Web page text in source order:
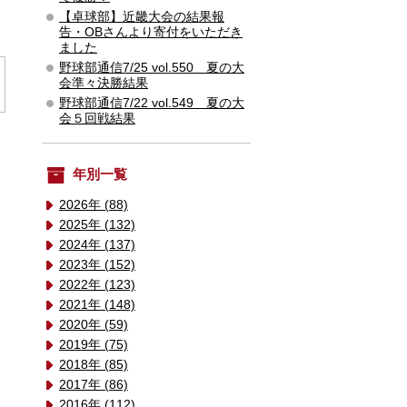
【卓球部】近畿大会の結果報
告・OBさんより寄付をいただき
ました
野球部通信7/25 vol.550 夏の大
会準々決勝結果
野球部通信7/22 vol.549 夏の大
会５回戦結果
年別一覧
2026年 (88)
2025年 (132)
2024年 (137)
2023年 (152)
2022年 (123)
2021年 (148)
2020年 (59)
2019年 (75)
2018年 (85)
2017年 (86)